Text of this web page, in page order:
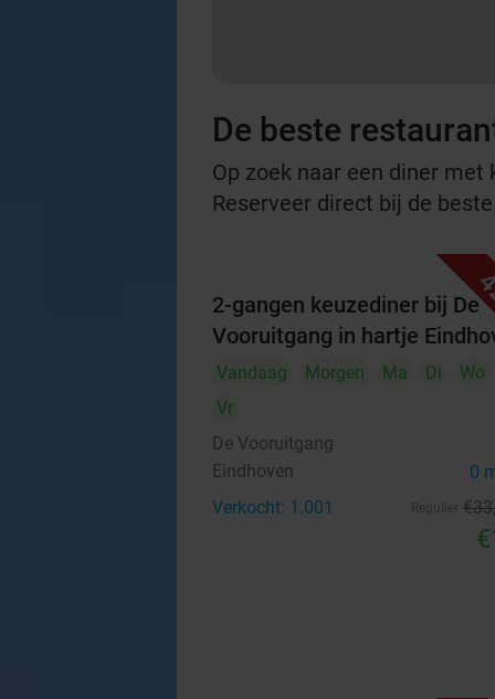
De beste
Op zoek naar een diner
Reserveer direct bij de
2-gangen keuzediner bij De
Vooruitgang in hartje
Vandaag Morgen Ma Di Wo
Vr
De Vooruitgang
Eindhoven 0
Verkocht: 1.001 €33